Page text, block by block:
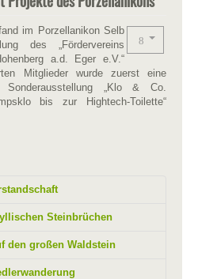
im Porzellanikon Selb
des „Fördervereins
a.d. Eger e.V.“
Mitglieder wurde zuerst eine
„Klo & Co.
bis zur Hightech-Toilette“
Steinbrüchen
den großen Waldstein